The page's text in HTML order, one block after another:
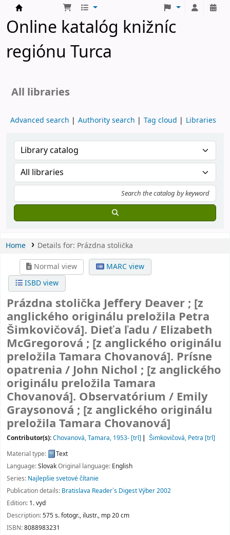
Turčianske knižnice
Online katalóg knižníc
regiónu Turca
All libraries
Advanced search Authority search Tag cloud Libraries
Home Details for: Prázdna stolička
Normal view
MARC view
ISBD view
Prázdna stoličkaJeffery Deaver ; [z
anglického originálu preložila Petra
Šimkovičová]. Dieťa ľadu / Elizabeth
McGregorová ; [z anglického originálu
preložila Tamara Chovanová]. Prísne
opatrenia / John Nichol ; [z anglického
originálu preložila Tamara
Chovanová]. Observatórium / Emily
Graysonová ; [z anglického originálu
preložila Tamara Chovanová]
Contributor(s):Chovanová, Tamara, 1953- [trl] Šimkovičová, Petra [trl]
Material type:
Text
Language:SlovakOriginal language: English
Series: Najlepšie svetové čítanie
Publication details: Bratislava Reader´s Digest Výber2002
Edition: 1. vyd
Description:575 s. fotogr., ilustr., mp 20 cm
ISBN:8088983231